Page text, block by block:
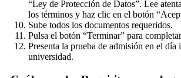
“Ley de Protección de Datos”. Lee
los términos y haz clic en el botón
Sube todos los documentos requeridos.
Pulsa el botón “Terminar” para
Presenta la prueba de admisión en el día
universidad.